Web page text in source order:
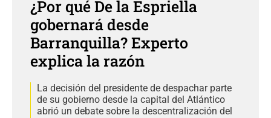
¿Por qué De la Espriella
gobernará desde
Barranquilla? Experto
explica la razón
La decisión del presidente de despachar parte
de su gobierno desde la capital del Atlántico
abrió un debate sobre la descentralización del